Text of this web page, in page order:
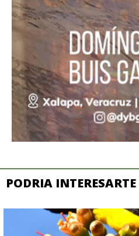
PODRIA INTERESARTE